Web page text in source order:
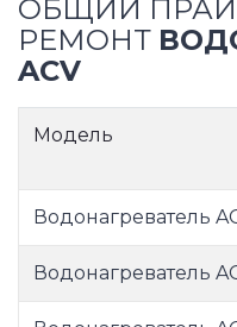
ОБЩИЙ
РЕМОНТ
ACV
Модель
Водонагреватель
Водонагреватель